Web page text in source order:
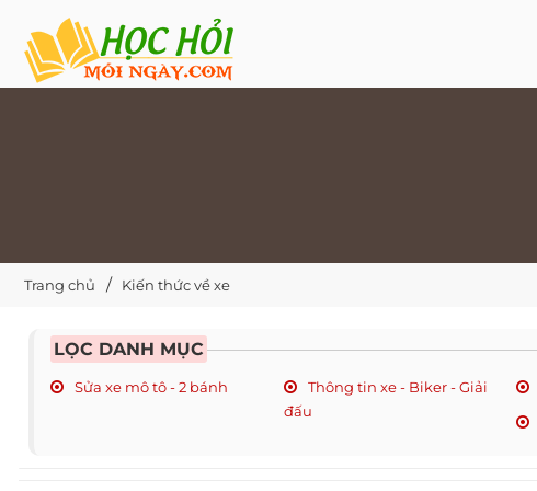
Trang chủ Kiến thức về xe
LỌC DANH MỤC
Sửa xe mô tô - 2 bánh
Thông tin xe - Biker - Giải
đấu